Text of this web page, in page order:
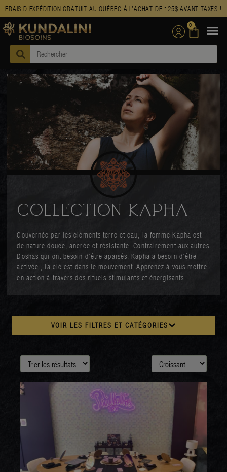
FRAIS D’EXPÉDITION GRATUIT AU QUÉBEC À L’ACHAT DE 125$ AVANT TAXES !
0
COLLECTION KAPHA
Gouvernée par les éléments terre et eau, la femme Kapha est
de nature douce, ancrée et résistante. Contrairement aux autres
Doshas qui ont besoin d’être apaisés, Kapha a besoin d’être
activée ; la clé est dans le mouvement. Apprenez à vous mettre
en action à travers des rituels stimulants et énergisants.
VOIR LES FILTRES ET CATÉGORIES